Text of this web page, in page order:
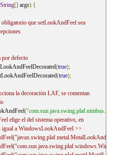
String[] args) {
que setLookAndFeel sea
defecto
(true);
(true);
la decoración LAF, se comentan
(
elige el del sistema operativo, en
igual a WindowsLookAndFeel >>